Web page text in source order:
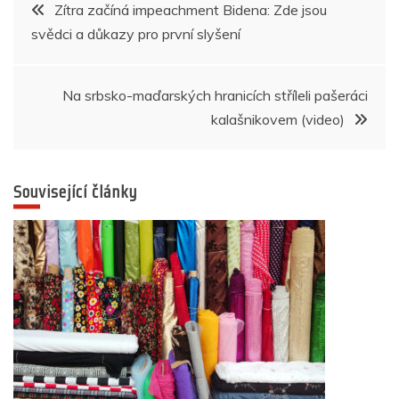
o
o
p
p
g
er
n
m
pro
příspěvek
Zítra začíná impeachment Bidena: Zde jsou
svědci a důkazy pro první slyšení
Na srbsko-maďarských hranicích stříleli pašeráci
kalašnikovem (video)
Související články